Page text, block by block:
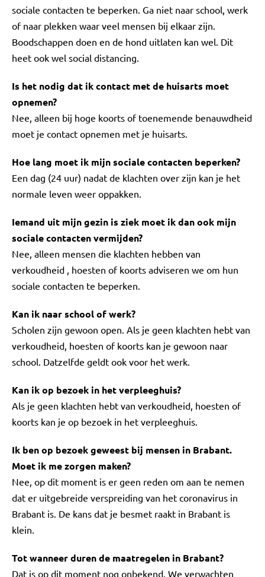
sociale contacten te beperken. Ga niet naar school, werk
of naar plekken waar veel mensen bij elkaar zijn.
Boodschappen doen en de hond uitlaten kan wel. Dit
heet ook wel social distancing.
Is het nodig dat ik contact met de huisarts moet
opnemen?
Nee, alleen bij hoge koorts of toenemende benauwdheid
moet je contact opnemen met je huisarts.
Hoe lang moet ik mijn sociale contacten beperken?
Een dag (24 uur) nadat de klachten over zijn kan je het
normale leven weer oppakken.
Iemand uit mijn gezin is ziek moet ik dan ook mijn
sociale contacten vermijden?
Nee, alleen mensen die klachten hebben van
verkoudheid , hoesten of koorts adviseren we om hun
sociale contacten te beperken.
Kan ik naar school of werk?
Scholen zijn gewoon open. Als je geen klachten hebt van
verkoudheid, hoesten of koorts kan je gewoon naar
school. Datzelfde geldt ook voor het werk.
Kan ik op bezoek in het verpleeghuis?
Als je geen klachten hebt van verkoudheid, hoesten of
koorts kan je op bezoek in het verpleeghuis.
Ik ben op bezoek geweest bij mensen in Brabant.
Moet ik me zorgen maken?
Nee, op dit moment is er geen reden om aan te nemen
dat er uitgebreide verspreiding van het coronavirus in
Brabant is. De kans dat je besmet raakt in Brabant is
klein.
Tot wanneer duren de maatregelen in Brabant?
Dat is op dit moment nog onbekend. We verwachten